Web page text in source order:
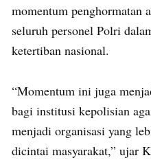
momentum penghormatan
seluruh personel Polri
ketertiban nasional.
“Momentum ini juga
bagi institusi kepolisian
menjadi organisasi yang
dicintai masyarakat,” ujar